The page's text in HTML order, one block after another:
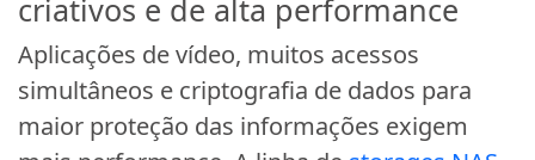
criativos e de alta performance
Aplicações de vídeo, muitos acessos
simultâneos e criptografia de dados para
maior proteção das informações exigem